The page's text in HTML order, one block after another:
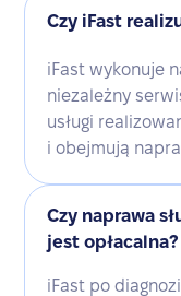
Czy iFast
iFast wykonuje
niezależny
usługi
i obejmują
Czy naprawa
jest opłacalna?
iFast po